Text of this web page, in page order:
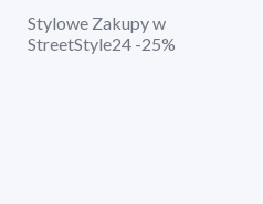
Stylowe Zakupy w
StreetStyle24 -25%